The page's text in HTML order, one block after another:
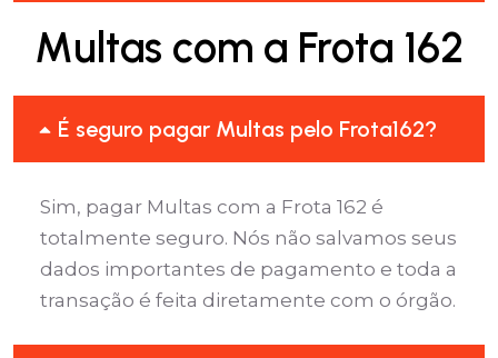
Multas com a Frota 162
É seguro pagar Multas pelo Frota162?
Sim, pagar Multas com a Frota 162 é
totalmente seguro. Nós não salvamos seus
dados importantes de pagamento e toda a
transação é feita diretamente com o órgão.